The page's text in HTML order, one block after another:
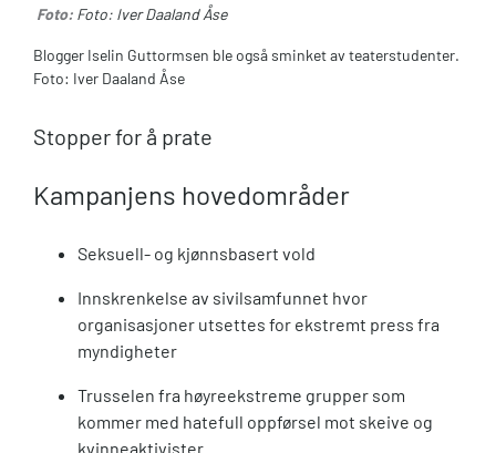
Foto: Foto: Iver Daaland Åse
Blogger Iselin Guttormsen ble også sminket av teaterstudenter.
Foto: Iver Daaland Åse
Stopper for å prate
Kampanjens hovedområder
Seksuell- og kjønnsbasert vold
Innskrenkelse av sivilsamfunnet hvor
organisasjoner utsettes for ekstremt press fra
myndigheter
Trusselen fra høyreekstreme grupper som
kommer med hatefull oppførsel mot skeive og
kvinneaktivister